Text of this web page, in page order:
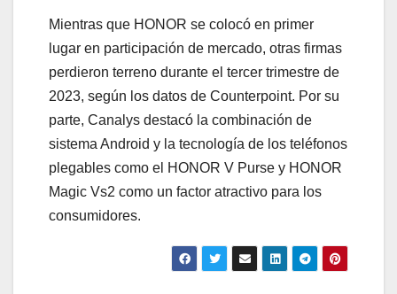
Mientras que HONOR se colocó en primer
lugar en participación de mercado, otras firmas
perdieron terreno durante el tercer trimestre de
2023, según los datos de Counterpoint. Por su
parte, Canalys destacó la combinación de
sistema Android y la tecnología de los teléfonos
plegables como el HONOR V Purse y HONOR
Magic Vs2 como un factor atractivo para los
consumidores.